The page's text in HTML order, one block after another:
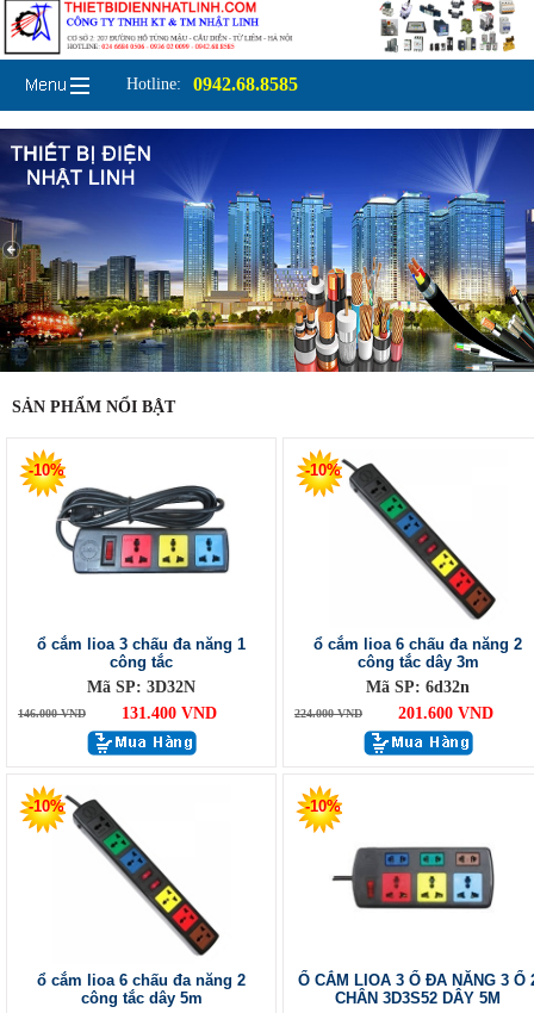
Hotline: 0942.68.8585
SẢN PHẨM NỔI BẬT
-10%
ổ cắm lioa 3 chấu đa năng 1
công tắc
Mã SP: 3D32N
146.000 VND 131.400 VND
-10%
ổ cắm lioa 6 chấu đa năng 2
công tắc dây 3m
Mã SP: 6d32n
224.000 VND 201.600 VND
-10%
ổ cắm lioa 6 chấu đa năng 2
công tắc dây 5m
-10%
Ổ CẮM LIOA 3 Ổ ĐA NĂNG 3 Ổ
CHÂN 3D3S52 DÂY 5M